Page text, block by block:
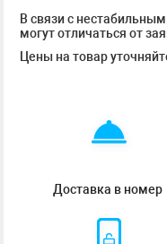
В связи с
могут отличаться от
Цены на товар
Доставка в номер